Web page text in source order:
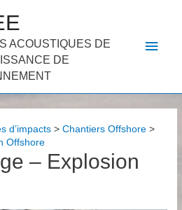
ACOUSTIQUES DE
DE
d’impacts >Chantiers Offshore >
Offshore
– Explosion